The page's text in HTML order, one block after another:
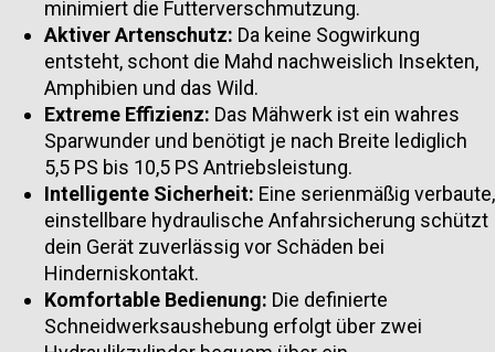
minimiert die Futterverschmutzung.
Aktiver Artenschutz: Da keine Sogwirkung
entsteht, schont die Mahd nachweislich Insekten,
Amphibien und das Wild.
Extreme Effizienz: Das Mähwerk ist ein wahres
Sparwunder und benötigt je nach Breite lediglich
5,5 PS bis 10,5 PS Antriebsleistung.
Intelligente Sicherheit: Eine serienmäßig verbaute,
einstellbare hydraulische Anfahrsicherung schützt
dein Gerät zuverlässig vor Schäden bei
Hinderniskontakt.
Komfortable Bedienung: Die definierte
Schneidwerksaushebung erfolgt über zwei